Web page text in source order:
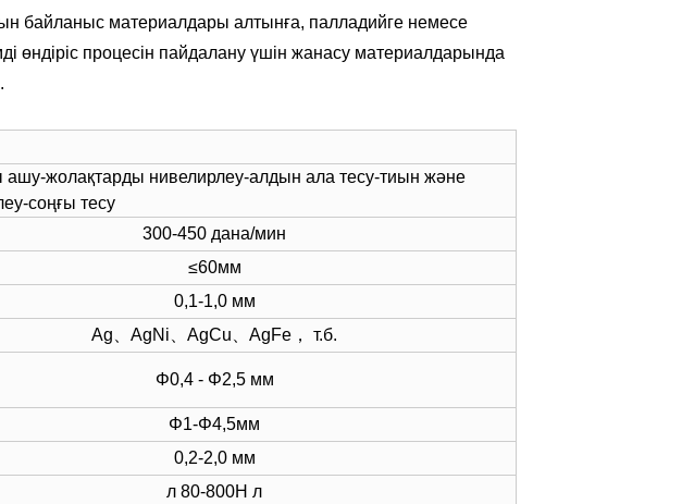
байланыс материалдары алтынға, палладийге немесе
өндіріс процесін пайдалану үшін жанасу материалдарында
жолақтарды нивелирлеу-алдын ала тесу-тиын және
соңғы тесу
300-450 дана/мин
≤60мм
0,1-1,0 мм
Ag、AgNi、AgCu、AgFe， т.б.
Φ0,4 - Φ2,5 мм
Φ1-Φ4,5мм
0,2-2,0 мм
л 80-800Н л